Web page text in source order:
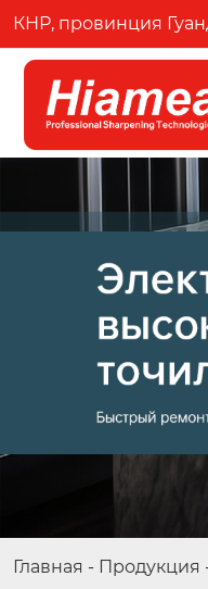
КНР, провинция
Главная - Продукция